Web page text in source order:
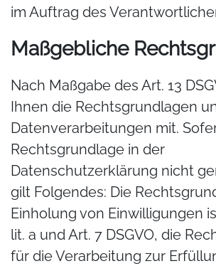
im Auftrag des
Maßgebliche
Nach Maßgabe des Art. 13
Ihnen die Rechtsgrundlagen
Datenverarbeitungen mit.
Rechtsgrundlage in der
Datenschutzerklärung nicht
gilt Folgendes: Die
Einholung von Einwilligungen
lit. a und Art. 7 DSGVO, die
für die Verarbeitung zur